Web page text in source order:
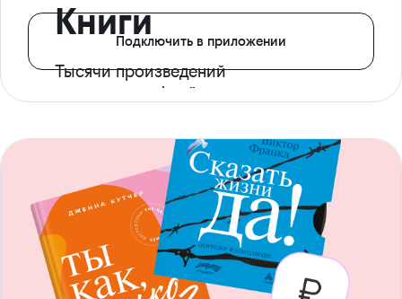
Книги
Тысячи произведений
с доступом офлайн
Подключить в приложении